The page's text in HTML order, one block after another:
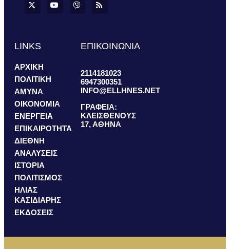
LINKS
ΑΡΧΙΚΗ
ΠΟΛΙΤΙΚΗ
ΑΜΥΝΑ
ΟΙΚΟΝΟΜΙΑ
ΕΝΕΡΓΕΙΑ
ΕΠΙΚΑΙΡΟΤΗΤΑ
ΔΙΕΘΝΗ
ΑΝΑΛΥΣΕΙΣ
ΙΣΤΟΡΙΑ
ΠΟΛΙΤΙΣΜΟΣ
ΗΛΙΑΣ
ΚΑΣΙΔΙΑΡΗΣ
ΕΚΔΟΣΕΙΣ
ΕΠΙΚΟΙΝΩΝΙΑ
2114181023
6947300351
INFO@ELLHNES.NET
ΓΡΑΦΕΙΑ:
ΚΛΕΙΣΘΕΝΟΥΣ
17, ΑΘΗΝΑ